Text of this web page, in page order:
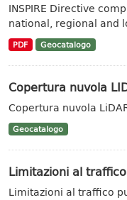
INSPIRE Directive
national, regional and
PDF Geocatalogo
Copertura nuvola
Copertura nuvola
Geocatalogo
Limitazioni al
Limitazioni al traffico